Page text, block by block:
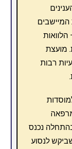
המיישבים
מועצת
רבות
מרפאה
נכנס
לנסוע